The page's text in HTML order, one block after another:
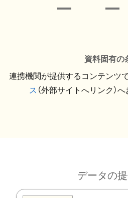
資料固有の
連携機関が提供するコンテンツで
ス （外部サイトへリンク）
データの